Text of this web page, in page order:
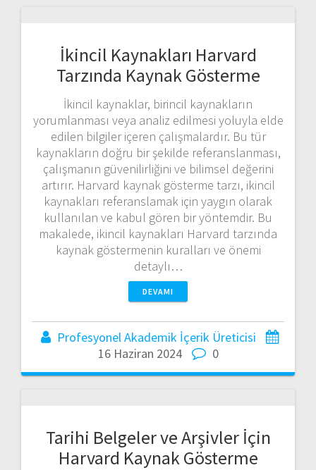
İkincil Kaynakları Harvard
Tarzında Kaynak Gösterme
İkincil kaynaklar, birincil kaynakların
yorumlanması veya analiz edilmesi yoluyla elde
edilen bilgiler içeren çalışmalardır. Bu tür
kaynakların doğru bir şekilde referanslanması,
çalışmanın güvenilirliğini ve bilimsel değerini
artırır. Harvard kaynak gösterme tarzı, ikincil
kaynakları referanslamak için yaygın olarak
kullanılan ve kabul gören bir yöntemdir. Bu
makalede, ikincil kaynakları Harvard tarzında
kaynak göstermenin kuralları ve önemi
detaylı…
DEVAMI
Profesyonel Akademik İçerik Üreticisi
16 Haziran 2024
0
Tarihi Belgeler ve Arşivler İçin
Harvard Kaynak Gösterme